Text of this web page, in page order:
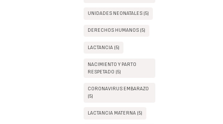
UNIDADES NEONATALES (5)
DERECHOS HUMANOS (5)
LACTANCIA (5)
NACIMIENTO Y PARTO
RESPETADO (5)
CORONAVIRUS EMBARAZO
(5)
LACTANCIA MATERNA (5)